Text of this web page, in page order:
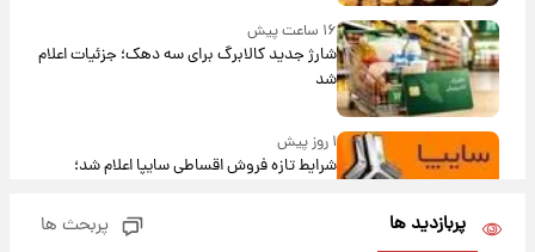
۱۶ ساعت پیش
شارژ جدید کالابرگ برای سه دهک؛ جزئیات اعلام
شد
۱ روز پیش
شرایط تازه فروش اقساطی سایپا اعلام شد؛
پربازدید ها پربحث ها